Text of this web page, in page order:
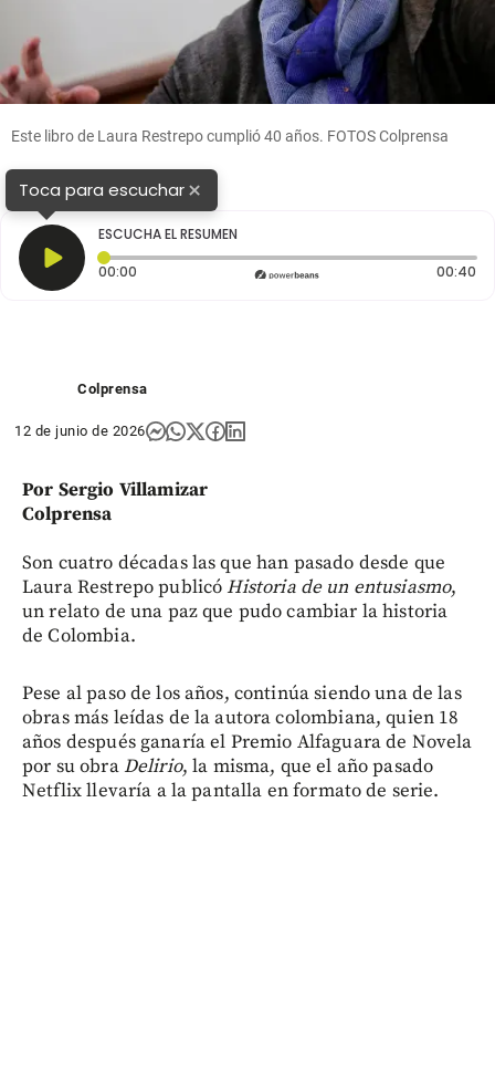
Este libro de Laura Restrepo cumplió 40 años. FOTOS Colprensa
Toca para escuchar×
ESCUCHA EL RESUMEN
00:00 Tiempo transcurrido: 0 segundos 00:40
Colprensa
12 de junio de 2026
Por Sergio Villamizar
Colprensa
Son cuatro décadas las que han pasado desde que
Laura Restrepo publicóHistoria de un entusiasmo,
un relato de una paz que pudo cambiar la historia
de Colombia.
Pese al paso de los años, continúa siendo una de las
obras más leídas de la autora colombiana, quien 18
años después ganaría el Premio Alfaguara de Novela
por su obraDelirio, la misma, que el año pasado
Netflix llevaría a la pantalla en formato de serie.